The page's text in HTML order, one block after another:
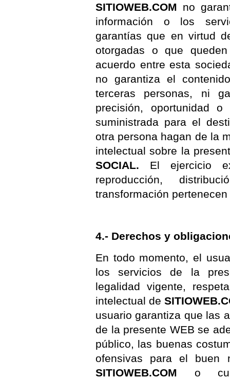
SITIOWEB.COM no
información o los
garantías que en virtud
otorgadas o que
acuerdo entre esta
no garantiza el
terceras personas, ni
precisión, oportunidad
suministrada para el
otra persona hagan de la
intelectual sobre la
SOCIAL. El ejercicio
reproducción,
transformación
4.- Derechos y
En todo momento, el
los servicios de la
legalidad vigente,
intelectual de
usuario garantiza que las
de la presente WEB se
público, las buenas
ofensivas para el buen
SITIOWEB.COM o